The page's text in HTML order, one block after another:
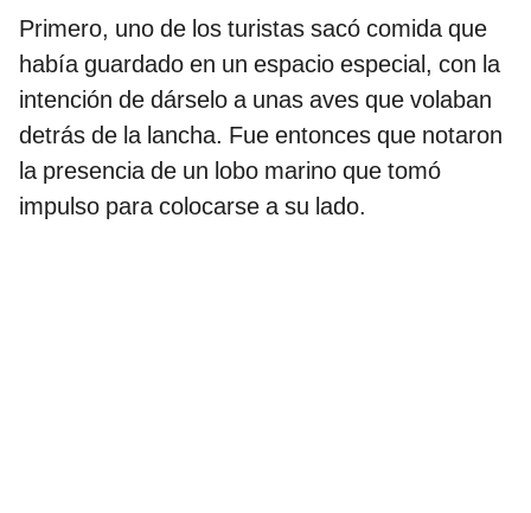
Primero, uno de los turistas sacó comida que
había guardado en un espacio especial, con la
intención de dárselo a unas aves que volaban
detrás de la lancha. Fue entonces que notaron
la presencia de un lobo marino que tomó
impulso para colocarse a su lado.